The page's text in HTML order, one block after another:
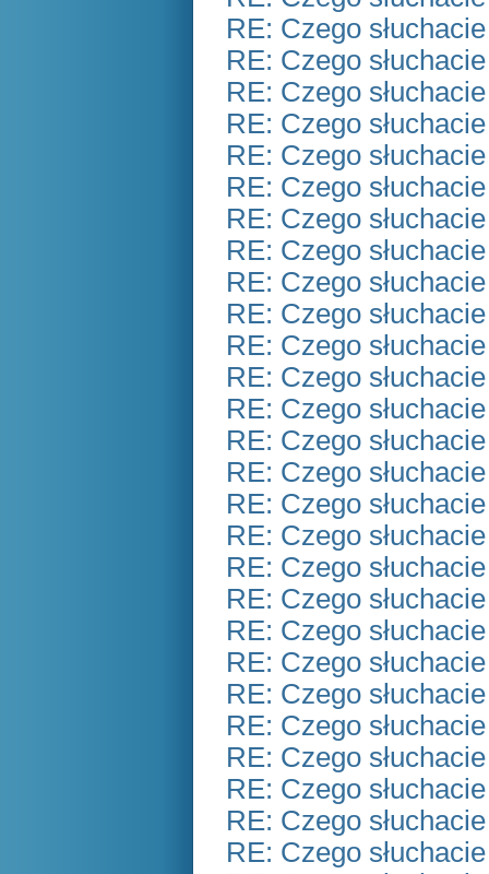
RE: Czego
RE: Czego
RE: Czego
RE: Czego
RE: Czego
RE: Czego
RE: Czego
RE: Czego
RE: Czego
RE: Czego
RE: Czego
RE: Czego
RE: Czego
RE: Czego
RE: Czego
RE: Czego
RE: Czego
RE: Czego
RE: Czego
RE: Czego
RE: Czego
RE: Czego
RE: Czego
RE: Czego
RE: Czego
RE: Czego
RE: Czego